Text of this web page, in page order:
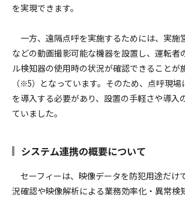
を実現できます。
一方、遠隔点呼を実施するためには、実施
などの動画撮影可能な機器を設置し、運転者
ル検知器の使用時の状況が確認できることが
（※5） となっています。そのため、点呼現
を導入する必要があり、設置の手軽さや導入
ていました。
システム連携の概要について
セーフィーは、映像データを防犯用途だけ
況確認や映像解析による業務効率化・異常検